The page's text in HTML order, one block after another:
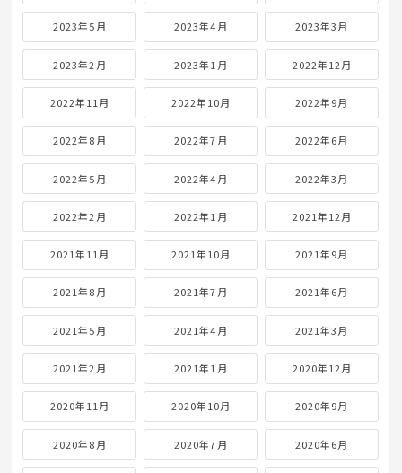
2023年5月 2023年4月 2023年3月
2023年2月 2023年1月 2022年12月
2022年11月 2022年10月 2022年9月
2022年8月 2022年7月 2022年6月
2022年5月 2022年4月 2022年3月
2022年2月 2022年1月 2021年12月
2021年11月 2021年10月 2021年9月
2021年8月 2021年7月 2021年6月
2021年5月 2021年4月 2021年3月
2021年2月 2021年1月 2020年12月
2020年11月 2020年10月 2020年9月
2020年8月 2020年7月 2020年6月